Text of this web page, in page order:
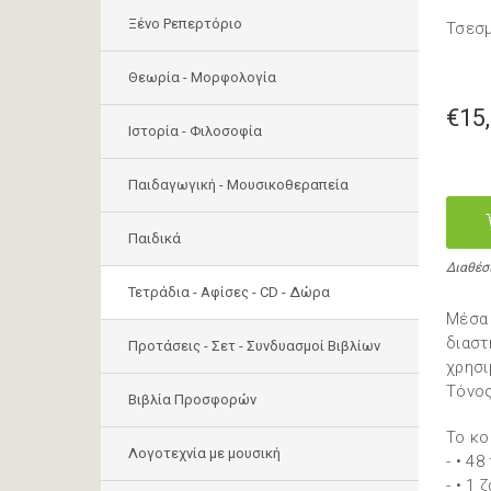
Ξένο Ρεπερτόριο
Θεωρία - Μορφολογία
Ιστορία - Φιλοσοφία
Παιδαγωγική - Μουσικοθεραπεία
Παιδικά
Τετράδια - Αφίσες - CD - Δώρα
Προτάσεις - Σετ - Συνδυασμοί Βιβλίων
Βιβλία Προσφορών
Λογοτεχνία με μουσική
Μέσα
Το
- • 48
- • 1